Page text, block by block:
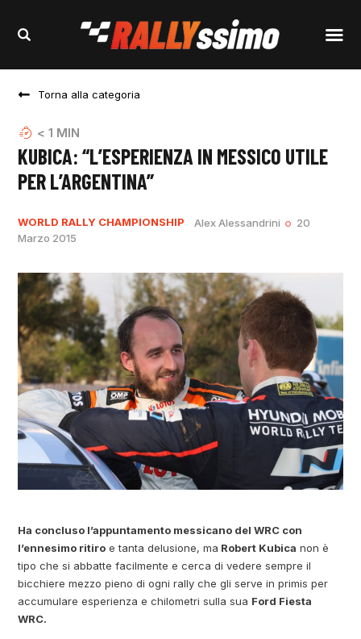
Torna alla categoria
< 1 MIN
KUBICA: “L’ESPERIENZA IN MESSICO UTILE
PER L’ARGENTINA”
WORLD RALLY CHAMPIONSHIP Alex Alessandrini
20
Marzo 2015
Ha concluso l’appuntamento messicano del WRC con
l’ennesimo ritiro e tanta delusione, ma Robert Kubica non è
tipo che si abbatte facilmente e cerca di vedere sempre il
bicchiere mezzo pieno di ogni rally che gli serve in primis per
accumulare esperienza e chilometri sulla sua Ford Fiesta
WRC.